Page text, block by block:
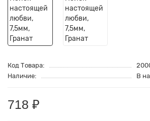
Код Товара:
Наличие:
В
718 ₽